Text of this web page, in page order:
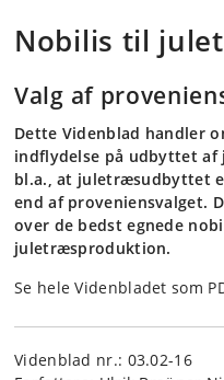
Nobilis til
Valg af
Dette Videnblad handler
indflydelse på udbyttet
bl.a., at juletræsudbyttet
end af proveniensvalget.
over de bedst egnede
juletræsproduktion.
Se hele Videnbladet som
Videnblad nr.: 03.02-16